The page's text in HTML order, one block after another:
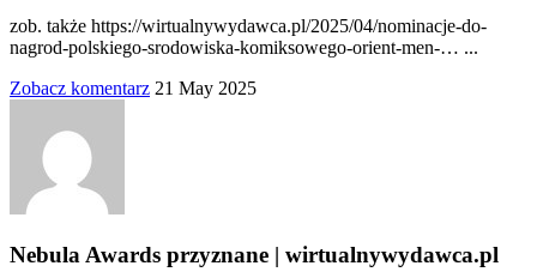
zob. także https://wirtualnywydawca.pl/2025/04/nominacje-do-
nagrod-polskiego-srodowiska-komiksowego-orient-men-… ...
Zobacz komentarz 21 May 2025
Nebula Awards przyznane | wirtualnywydawca.pl